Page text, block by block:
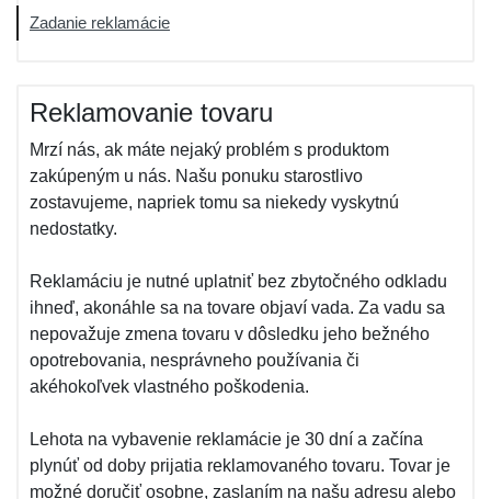
Zadanie reklamácie
Reklamovanie tovaru
Mrzí nás, ak máte nejaký problém s produktom
zakúpeným u nás. Našu ponuku starostlivo
zostavujeme, napriek tomu sa niekedy vyskytnú
nedostatky.
Reklamáciu je nutné uplatniť bez zbytočného odkladu
ihneď, akonáhle sa na tovare objaví vada. Za vadu sa
nepovažuje zmena tovaru v dôsledku jeho bežného
opotrebovania, nesprávneho používania či
akéhokoľvek vlastného poškodenia.
Lehota na vybavenie reklamácie je 30 dní a začína
plynúť od doby prijatia reklamovaného tovaru. Tovar je
možné doručiť osobne, zaslaním na našu adresu alebo